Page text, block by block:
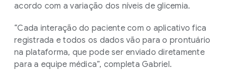
acordo com a variação dos níveis de glicemia.
“Cada interação do paciente com o aplicativo fica
registrada e todos os dados vão para o prontuário
na plataforma, que pode ser enviado diretamente
para a equipe médica”, completa Gabriel.